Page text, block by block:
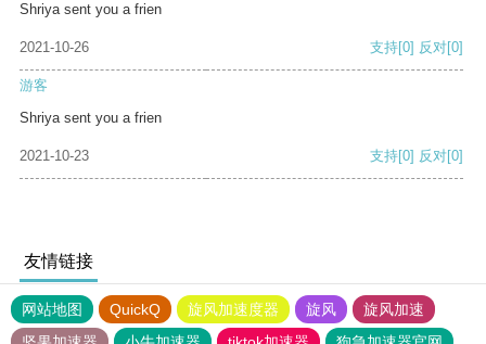
Shriya sent you a frien
2021-10-26 支持[0] 反对[0]
游客
Shriya sent you a frien
2021-10-23 支持[0] 反对[0]
友情链接
网站地图 QuickQ 旋风加速度器 旋风
旋风加速